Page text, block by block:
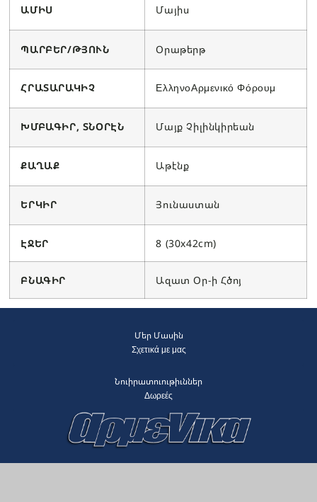
ԱՄԻՍ Մայիս
ՊԱՐԲԵՐ/ԹՅՈՒՆ Օրաթերթ
ՀՐԱՏԱՐԱԿԻՉ ΕλληνοΑρμενικό Φόρουμ
ԽՄԲԱԳԻՐ, ՏՆՕՐԷՆ Մայք Չիլինկիրեան
ՔԱՂԱՔ Աթէնք
ԵՐԿԻՐ Յունաստան
ԷՋԵՐ 8 (30x42cm)
ԲՆԱԳԻՐ Ազատ Օր-ի Հծոյ
Մեր Մասին
Σχετικά με μας
Նուիրատուութիւններ
Δωρεές